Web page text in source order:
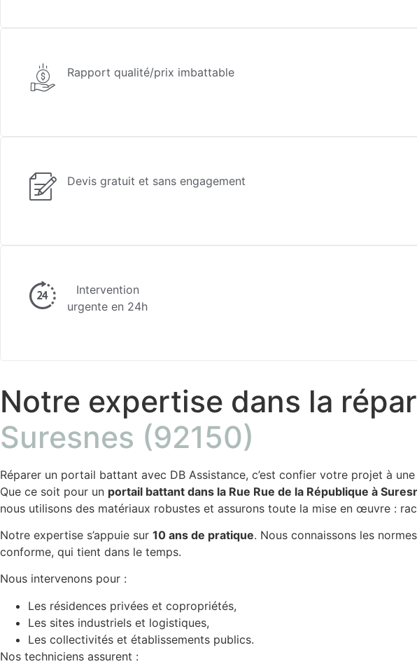
Rapport qualité/prix imbattable
Devis gratuit et sans engagement
Intervention
urgente en 24h
Notre expertise dans la
Suresnes (92150)
Réparer un portail battant avec DB Assistance, c’est confier votre projet à
Que ce soit pour un portail battant dans la Rue Rue de la République à
nous utilisons des matériaux robustes et assurons toute la mise en œuvre :
Notre expertise s’appuie sur 10 ans de pratique. Nous connaissons les
conforme, qui tient dans le temps.
Nous intervenons pour :
Les résidences privées et copropriétés,
Les sites industriels et logistiques,
Les collectivités et établissements publics.
Nos techniciens assurent :